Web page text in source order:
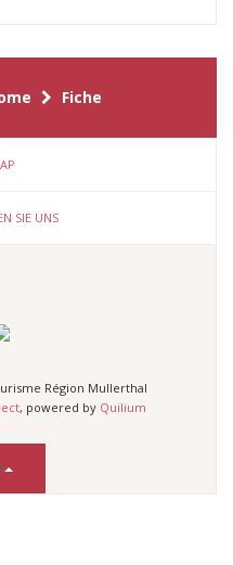
Fiche
SIE UNS
Région Mullerthal
, powered by Quilium